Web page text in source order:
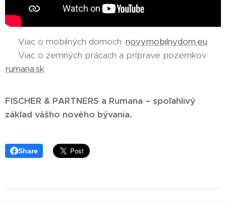
👉 Viac o mobilných domoch: novy.mobilnydom.eu
👉 Viac o zemných prácach a príprave pozemkov:
rumana.sk
FISCHER & PARTNERS a Rumana – spoľahlivý
základ vášho nového bývania.
Share